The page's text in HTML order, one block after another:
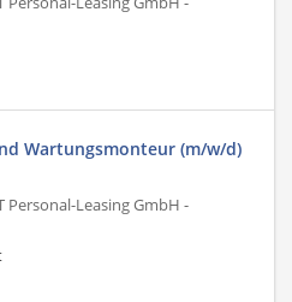
Wartungsmonteur (m/w/d)
Personal-Leasing GmbH -